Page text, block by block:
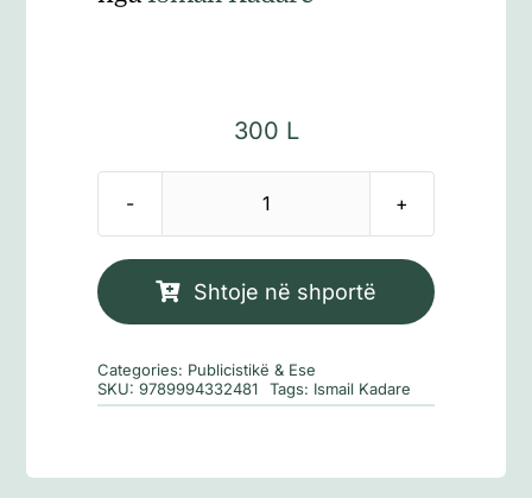
300 L
Sasi
shqiptar
të
tyre
Shtoje në shportë
Categories: Publicistikë & Ese
SKU:9789994332481 Tags: Ismail Kadare